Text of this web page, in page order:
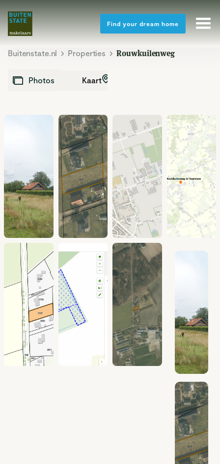
Find your dream home
Buitenstate.nl Properties Rouwkuilenweg
Photos Kaart